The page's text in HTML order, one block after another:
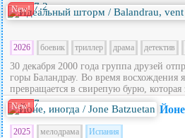
New! 7.2
2026 боевик триллер драма детектив
30 декабря 2000 года группа друзей
горы Баландрау. Во время восхождения
превращается в свирепую бурю, которая
New! 7
2025 мелодрама Испания